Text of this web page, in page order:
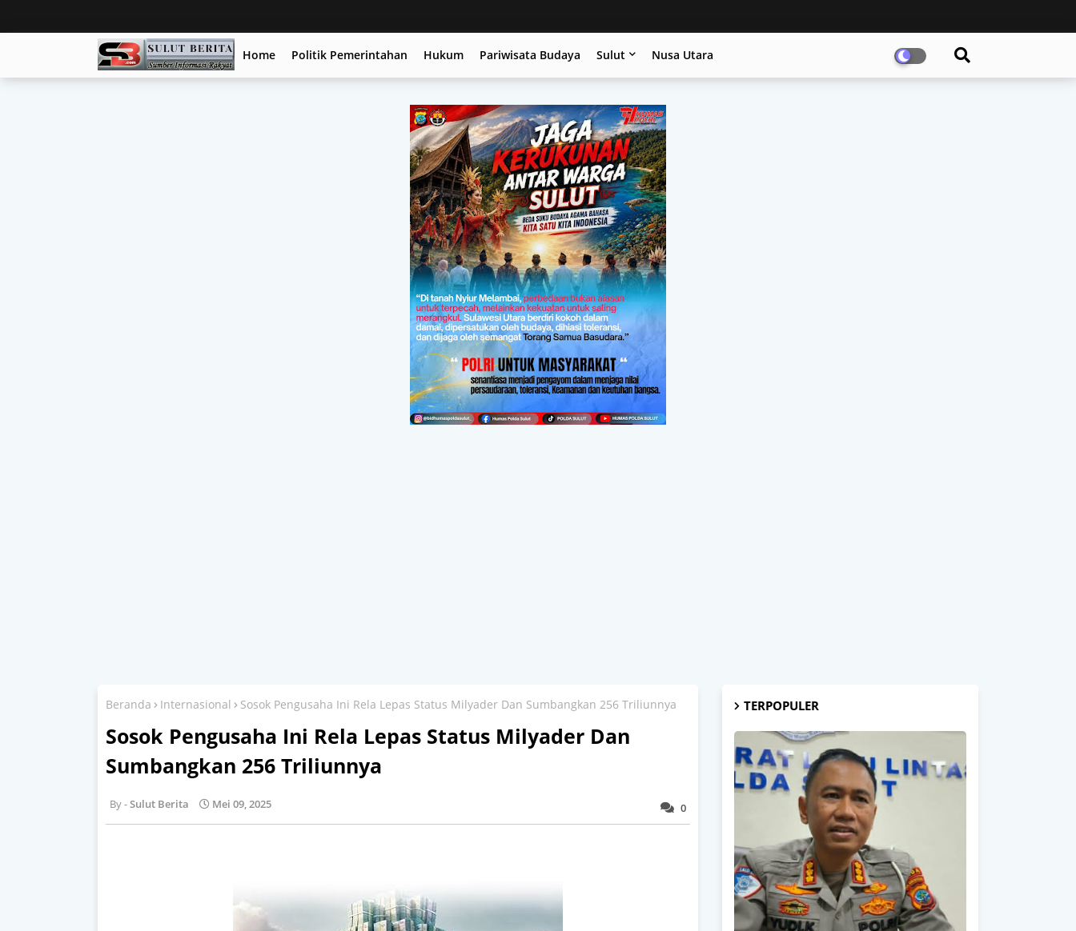
Home Politik Pemerintahan Hukum Pariwisata Budaya Sulut Nusa Utara
Beranda Internasional Sosok Pengusaha Ini Rela Lepas Status Milyader Dan Sumbangkan 256 Triliunnya
Sosok Pengusaha Ini Rela Lepas Status Milyader Dan
Sumbangkan 256 Triliunnya
0
Sulut Berita Mei 09, 2025
TERPOPULER